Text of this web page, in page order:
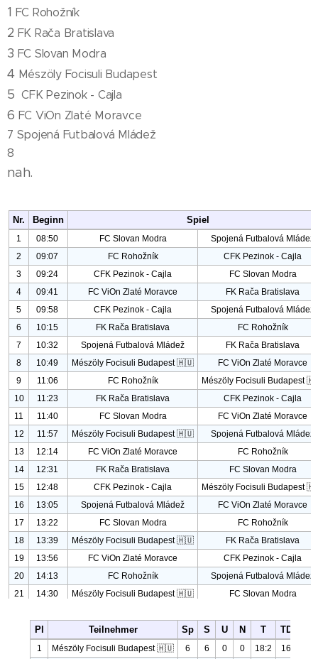
1 FC Rohožník
2 FK Rača Bratislava
3 FC Slovan Modra
4 Mészöly Focisuli Budapest
5 CFK Pezinok - Cajla
6 FC ViOn Zlaté Moravce
7 Spojená Futbalová Mládež
8
nah.